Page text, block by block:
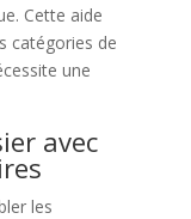
Cette aide
catégories de
une
avec
les